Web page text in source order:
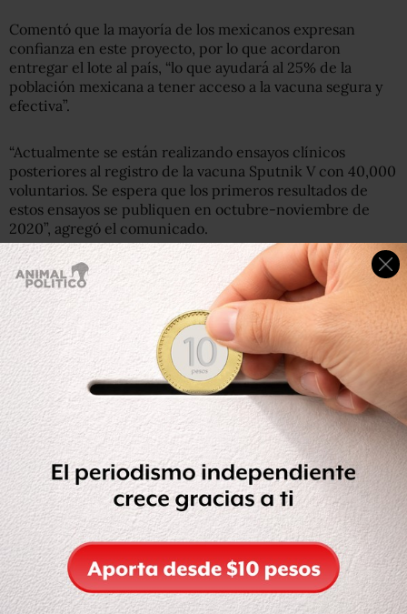
Comentó que la mayoría de los mexicanos expresan
confianza en este proyecto, por lo que acordaron
entregar el lote al país, “lo que ayudará al 25% de la
población mexicana a tener acceso a la vacuna segura y
efectiva”.
“Actualmente se están realizando ensayos clínicos
posteriores al registro de la vacuna Sputnik V con 40,000
voluntarios. Se espera que los primeros resultados de
estos ensayos se publiquen en octubre-noviembre de
2020”, agregó el comunicado.
El viernes pasado se publicó un estudio preliminar sobre
esta vacuna en la revista The Lancet, en el que los autores
afirman que desarrolla una respuesta inmunitaria sin
efectos indeseables graves.